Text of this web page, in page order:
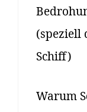
(speziell
Schiff)
Warum